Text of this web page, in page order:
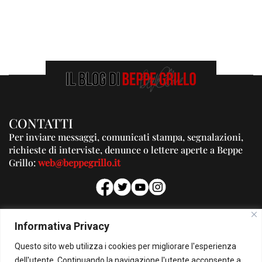
Informativa Privacy
Questo sito web utilizza i cookies per migliorare l'esperienza
dell'utente. Continuando la navigazione l'utente acconsente a
CONTATTI
Per inviare messaggi, comunicati stampa, segnalazioni,
richieste di interviste, denunce o lettere aperte a Beppe
Grillo:web@beppegrillo.it
PUBBLICITA'
Per la tua pubblicità su questo Blog:
pubblicita@beppegrillo.it